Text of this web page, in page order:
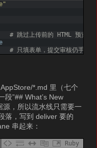
# 跳过上传前的 HTML 预览确
# 只填表单，提交审核仍手动
*.md 里（七个
段”## What’s New
源，所以流水线只需要一
落，写到 deliver 要的
串起来：
Ruby